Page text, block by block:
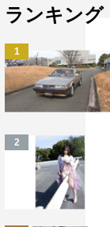
ランキング
1
2